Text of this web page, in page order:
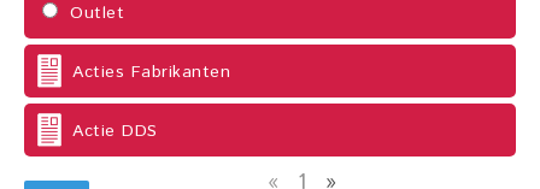
Outlet
Acties Fabrikanten
Actie DDS